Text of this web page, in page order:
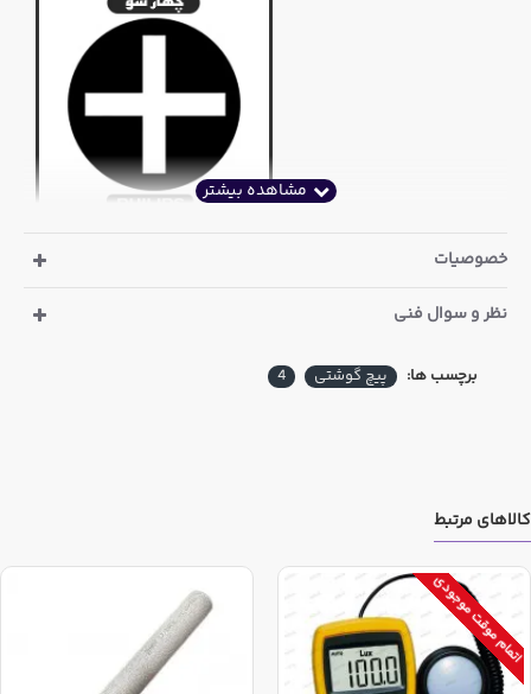
مشخصات:
خصوصیات
نظر و سوال فنی
برچسب ها: پیچ گوشتی 4
کالاهای مرتبط
اتمام موقت موجودی